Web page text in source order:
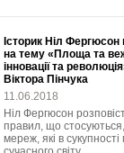
Історик Ніл
на тему «Площа та
інновації та
Віктора Пінчука
11.06.2018
Ніл Фергюсон
правил, що
мереж, які в